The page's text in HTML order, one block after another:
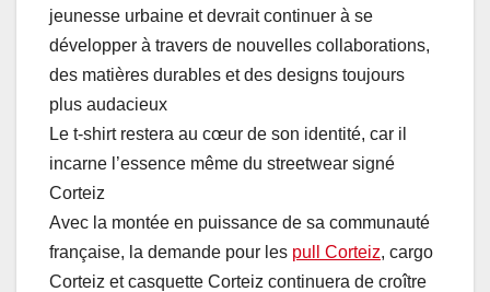
jeunesse urbaine et devrait continuer à se
développer à travers de nouvelles collaborations,
des matières durables et des designs toujours
plus audacieux
Le t-shirt restera au cœur de son identité, car il
incarne l’essence même du streetwear signé
Corteiz
Avec la montée en puissance de sa communauté
française, la demande pour les pull Corteiz, cargo
Corteiz et casquette Corteiz continuera de croître